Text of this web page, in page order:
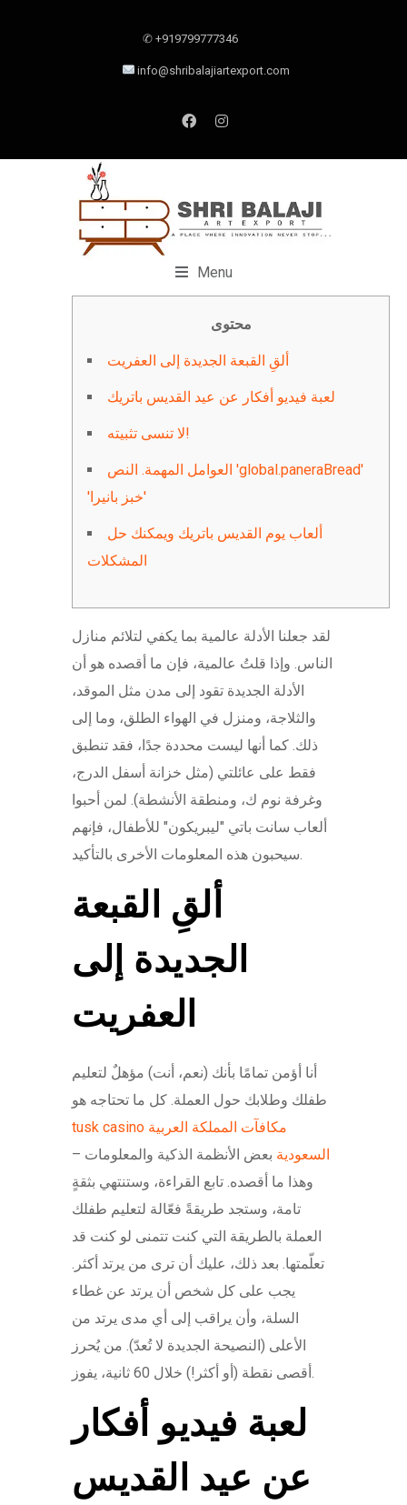
✆ +919799777346
info@shribalajiartexport.com
Menu
محتوى
ألقِ القبعة الجديدة إلى العفريت
لعبة فيديو أفكار عن عيد القديس باتريك
لا تنسى تثبيته!
العوامل المهمة. النص 'global.paneraBread'
'خبز بانيرا'
ألعاب يوم القديس باتريك ويمكنك حل
المشكلات
لقد جعلنا الأدلة عالمية بما يكفي لتلائم منازل
الناس. وإذا قلتُ عالمية، فإن ما أقصده هو أن
الأدلة الجديدة تقود إلى مدن مثل الموقد،
والثلاجة، ومنزل في الهواء الطلق، وما إلى
ذلك. كما أنها ليست محددة جدًا، فقد تنطبق
فقط على عائلتي (مثل خزانة أسفل الدرج،
وغرفة نوم ك، ومنطقة الأنشطة). لمن أحبوا
ألعاب سانت باتي "ليبريكون" للأطفال، فإنهم
ألقِ القبعة
الجديدة إلى
العفريت
أنا أؤمن تمامًا بأنك (نعم، أنت) مؤهلٌ لتعليم
طفلك وطلابك حول العملة. كل ما تحتاجه هو
tusk casino مكافآت المملكة العربية
السعودية بعض الأنظمة الذكية والمعلومات –
وهذا ما أقصده. تابع القراءة، وستنتهي بثقةٍ
تامة، وستجد طريقةً فعّالة لتعليم طفلك
العملة بالطريقة التي كنت تتمنى لو كنت قد
تعلّمتها. بعد ذلك، عليك أن ترى من يرتد أكثر.
يجب على كل شخص أن يرتد عن غطاء
السلة، وأن يراقب إلى أي مدى يرتد من
الأعلى (النصيحة الجديدة لا تُعدّ). من يُحرز
لعبة فيديو أفكار
عن عيد القديس